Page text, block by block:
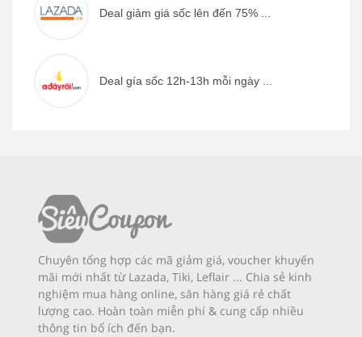
Deal giảm giá sốc lên đến 75% ...
Deal gía sốc 12h-13h mỗi ngày ...
Chuyên tổng hợp các mã giảm giá, voucher khuyến
mãi mới nhất từ Lazada, Tiki, Leflair ... Chia sẻ kinh
nghiệm mua hàng online, săn hàng giá rẻ chất
lượng cao. Hoàn toàn miễn phí & cung cấp nhiều
thông tin bổ ích đến bạn.